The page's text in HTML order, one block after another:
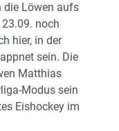
die Löwen aufs
noch
hier, in der
sein. Die
Matthias
Modus sein
Eishockey im